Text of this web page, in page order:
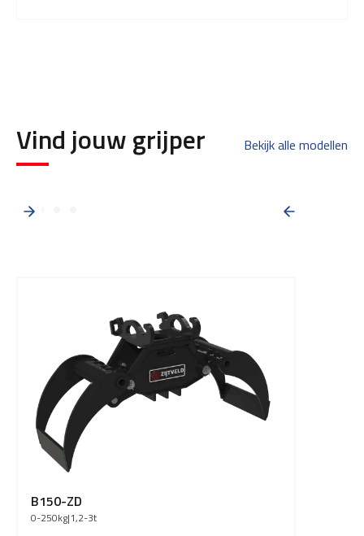
Vind jouw grijper Bekijk alle modellen
B150-ZD
0-250kg|1,2-3t